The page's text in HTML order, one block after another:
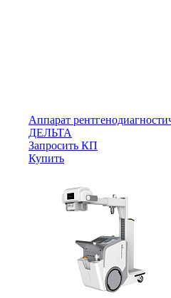
Аппарат
ДЕЛЬТА
Запросить КП
Купить